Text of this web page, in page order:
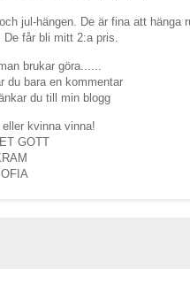
jul-hängen. De är fina att hänga
får bli mitt 2:a pris.
brukar göra......
du bara en kommentar
du till min blogg
kvinna vinna!
GOTT